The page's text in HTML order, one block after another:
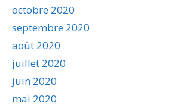
octobre 2020
septembre 2020
août 2020
juillet 2020
juin 2020
mai 2020